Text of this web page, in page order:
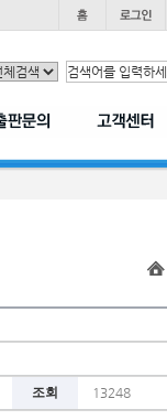
조회 13248